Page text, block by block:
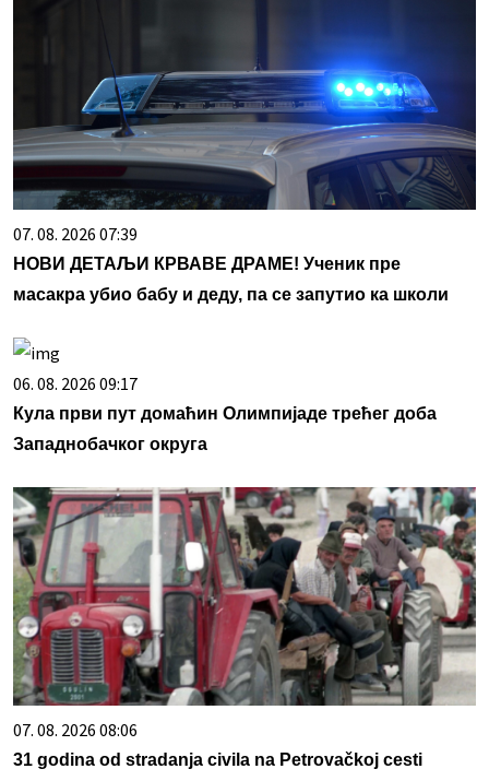
07. 08. 2026 07:39
НОВИ ДЕТАЉИ КРВАВЕ ДРАМЕ! Ученик пре
масакра убио бабу и деду, па се запутио ка школи
06. 08. 2026 09:17
Кула први пут домаћин Олимпијаде трећег доба
Западнобачког округа
07. 08. 2026 08:06
31 godina od stradanja civila na Petrovačkoj cesti